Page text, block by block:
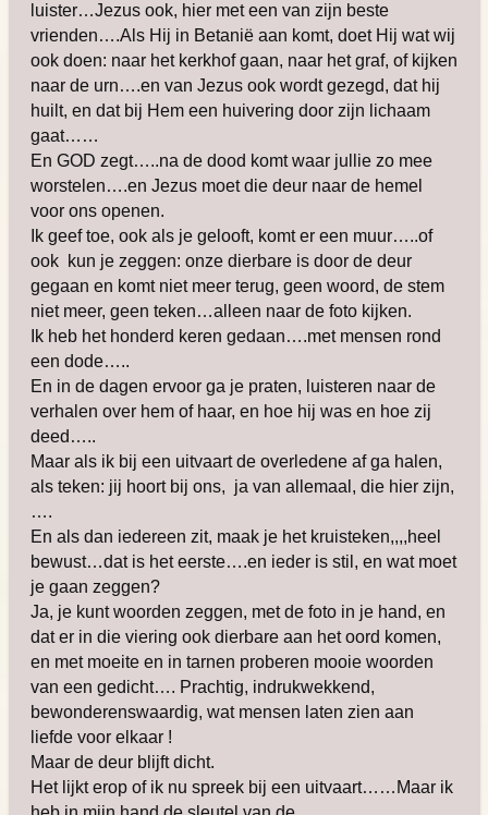
luister…Jezus ook, hier met een van zijn beste
vrienden….Als Hij in Betanië aan komt, doet Hij wat wij
ook doen: naar het kerkhof gaan, naar het graf, of kijken
naar de urn….en van Jezus ook wordt gezegd, dat hij
huilt, en dat bij Hem een huivering door zijn lichaam
gaat……
En GOD zegt…..na de dood komt waar jullie zo mee
worstelen….en Jezus moet die deur naar de hemel
voor ons openen.
Ik geef toe, ook als je gelooft, komt er een muur…..of
ook kun je zeggen: onze dierbare is door de deur
gegaan en komt niet meer terug, geen woord, de stem
niet meer, geen teken…alleen naar de foto kijken.
Ik heb het honderd keren gedaan….met mensen rond
een dode…..
En in de dagen ervoor ga je praten, luisteren naar de
verhalen over hem of haar, en hoe hij was en hoe zij
deed…..
Maar als ik bij een uitvaart de overledene af ga halen,
als teken: jij hoort bij ons, ja van allemaal, die hier zijn,
….
En als dan iedereen zit, maak je het kruisteken,,,,heel
bewust…dat is het eerste….en ieder is stil, en wat moet
je gaan zeggen?
Ja, je kunt woorden zeggen, met de foto in je hand, en
dat er in die viering ook dierbare aan het oord komen,
en met moeite en in tarnen proberen mooie woorden
van een gedicht…. Prachtig, indrukwekkend,
bewonderenswaardig, wat mensen laten zien aan
liefde voor elkaar !
Maar de deur blijft dicht.
Het lijkt erop of ik nu spreek bij een uitvaart……Maar ik